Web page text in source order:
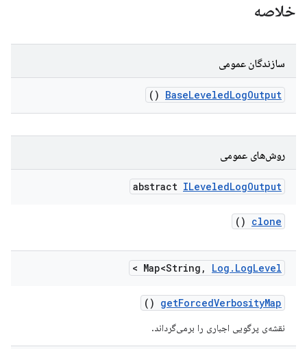
خلاصه
سازندگان عمومی
BaseLeveledLogOutput
()
روش‌های عمومی
abstract ILeveledLogOutput
clone
()
Map<String , Log . LogLevel
>
getForcedVerbosityMap
()
نقشه‌ی پرگویی اجباری را برمی‌گرداند.